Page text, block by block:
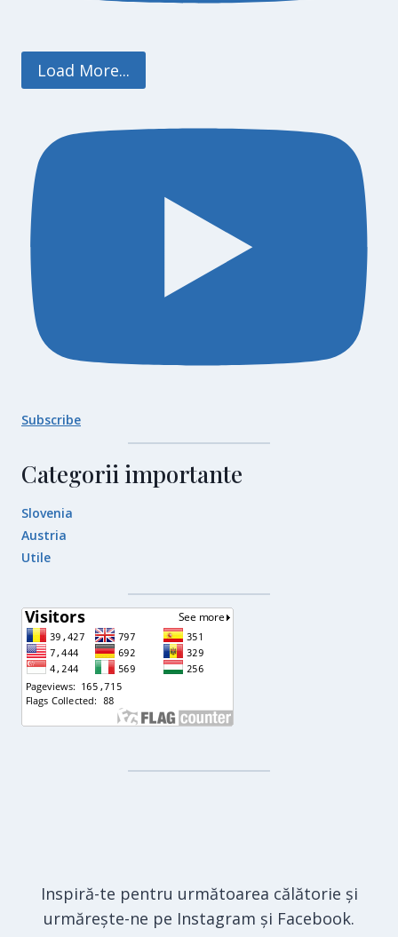
Load More...
Subscribe
Categorii importante
Slovenia
Austria
Utile
Inspiră-te pentru următoarea călătorie și
urmărește-ne pe Instagram și Facebook.